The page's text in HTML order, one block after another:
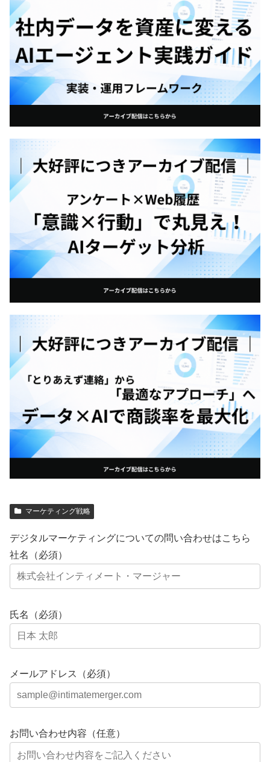
マーケティング戦略
デジタルマーケティングについての問い合わせはこちら
社名（必須）
氏名（必須）
メールアドレス（必須）
お問い合わせ内容（任意）